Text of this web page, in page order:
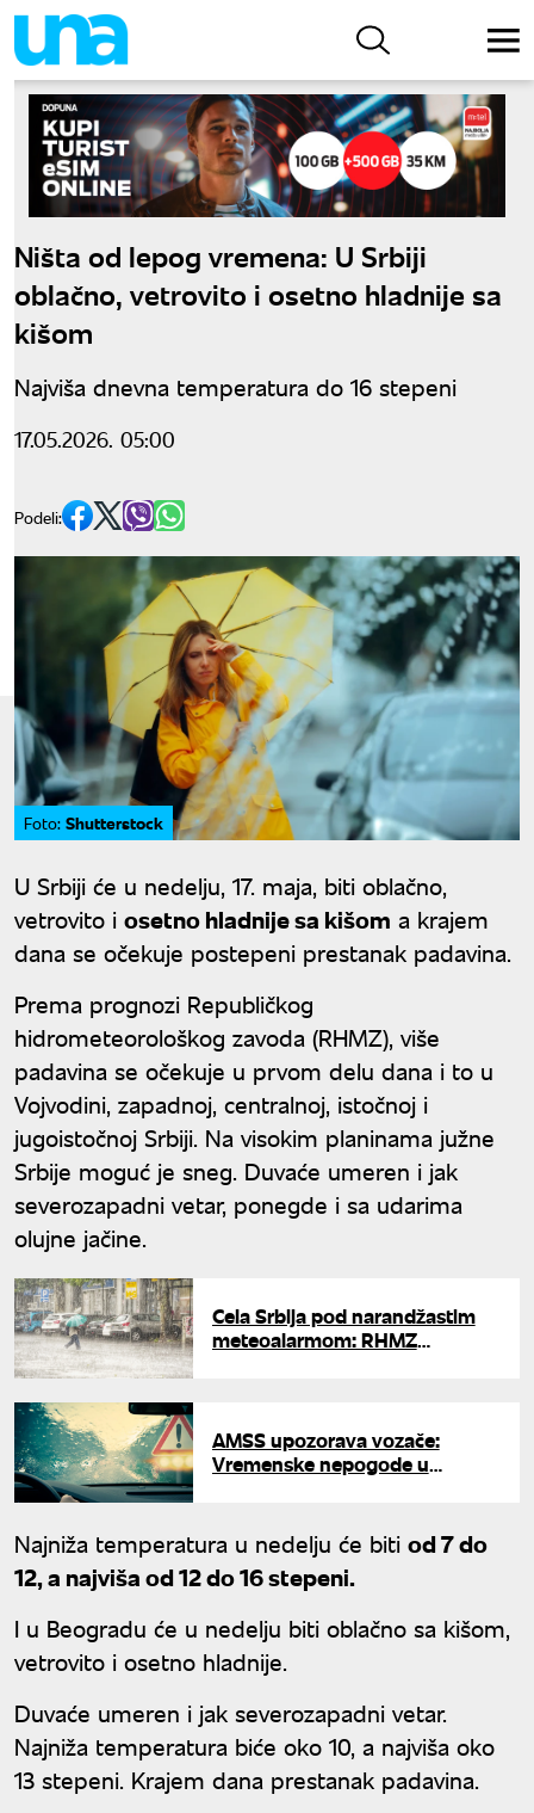
Ništa od lepog vremena: U Srbiji
oblačno, vetrovito i osetno hladnije sa
kišom
Najviša dnevna temperatura do 16 stepeni
17.05.2026. 05:00
Podeli:
Foto: Shutterstock
U Srbiji će u nedelju, 17. maja, biti oblačno,
vetrovito i osetno hladnije sa kišom a krajem
dana se očekuje postepeni prestanak padavina.
Prema prognozi Republičkog
hidrometeorološkog zavoda (RHMZ), više
padavina se očekuje u prvom delu dana i to u
Vojvodini, zapadnoj, centralnoj, istočnoj i
jugoistočnoj Srbiji. Na visokim planinama južne
Srbije moguć je sneg. Duvaće umeren i jak
severozapadni vetar, ponegde i sa udarima
olujne jačine.
Cela Srbija pod narandžastim
meteoalarmom: RHMZ
AMSS upozorava vozače:
Vremenske nepogode u
Najniža temperatura u nedelju će biti od 7 do
12, a najviša od 12 do 16 stepeni.
I u Beogradu će u nedelju biti oblačno sa kišom,
vetrovito i osetno hladnije.
Duvaće umeren i jak severozapadni vetar.
Najniža temperatura biće oko 10, a najviša oko
13 stepeni. Krajem dana prestanak padavina.